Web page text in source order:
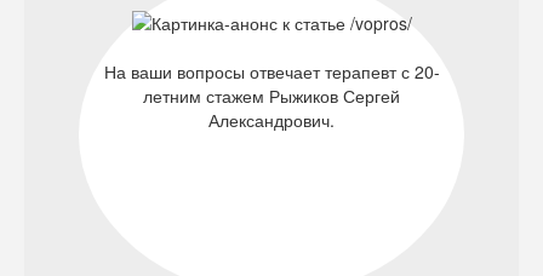
На ваши вопросы отвечает терапевт с 20-
летним стажем Рыжиков Сергей
Александрович.